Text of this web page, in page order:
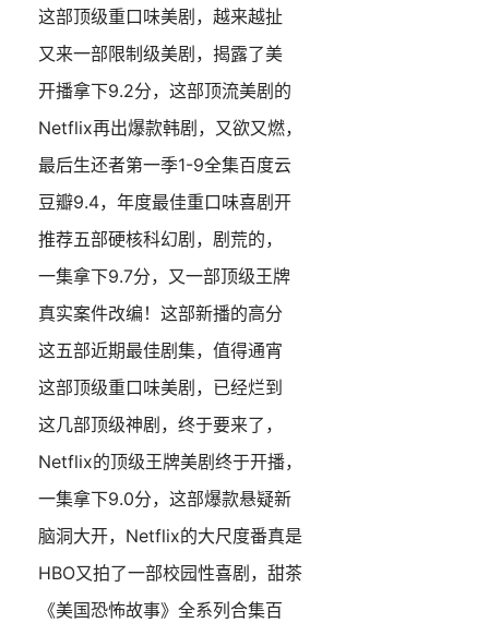
这部顶级重口味美剧，越来越扯
又来一部限制级美剧，揭露了美
开播拿下9.2分，这部顶流美剧的
Netflix再出爆款韩剧，又欲又燃，
最后生还者第一季1-9全集百度云
豆瓣9.4，年度最佳重口味喜剧开
推荐五部硬核科幻剧，剧荒的，
一集拿下9.7分，又一部顶级王牌
真实案件改编！这部新播的高分
这五部近期最佳剧集，值得通宵
这部顶级重口味美剧，已经烂到
这几部顶级神剧，终于要来了，
Netflix的顶级王牌美剧终于开播，
一集拿下9.0分，这部爆款悬疑新
脑洞大开，Netflix的大尺度番真是
HBO又拍了一部校园性喜剧，甜茶
《美国恐怖故事》全系列合集百